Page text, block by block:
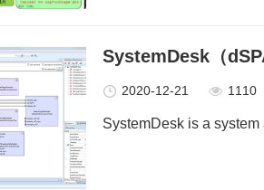
SystemDesk（
2020-12-21 1110
SystemDesk is a